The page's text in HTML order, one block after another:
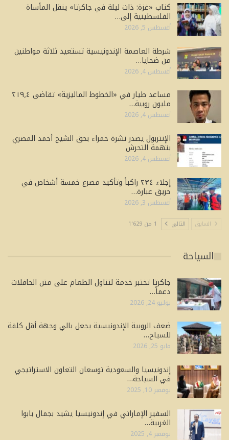
كتاب «غزة: ذات ليلة في جاكرتا» ينقل المأساة
الفلسطينية إلى…
أغسطس 5, 2026
شرطة العاصمة الإندونيسية تستعيد ثلاثة مواطنين
من ضحايا…
أغسطس 4, 2026
مساعد طيار في «الخطوط الماليزية» تقاضى ٢١٩٫٤
مليون روبية…
أغسطس 4, 2026
الإنتربول يصدر نشرة حمراء بحق الشيخ أحمد المصري
بتهمة التحرش
أغسطس 4, 2026
إجلاء ٢٣٤ راكباً وتأكيد مصرع خمسة أشخاص في
حريق عبارة…
أغسطس 3, 2026
السابق التالي 1 من 1٬629
السياحة
جاكرتا تختبر خدمة لتناول الطعام على متن الحافلات
دعماً…
يوليو 24, 2026
ضعف الروبية الإندونيسية يجعل بالي وجهة أقل كلفة
للسياح…
مايو 25, 2026
إندونيسيا والسعودية توسعان التعاون الاستراتيجي
في السياحة…
نوفمبر 10, 2025
السفير الإماراتي في إندونيسيا يشيد بجمال بابوا
الغربية…
نوفمبر 4, 2025